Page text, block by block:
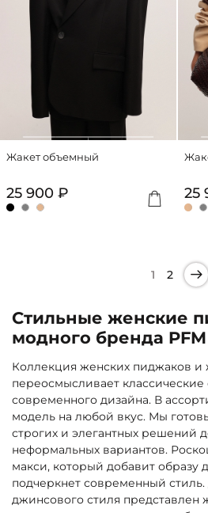
Жакет объемный
25 900 ₽ 25
1 2
Стильные женские
модного бренда PFM
Коллекция женских пиджаков и
переосмысливает
современного дизайна. В
модель на любой вкус. Мы
строгих и элегантных решений
неформальных вариантов.
макси, который добавит образу
подчеркнет современный
джинсового стиля представлен